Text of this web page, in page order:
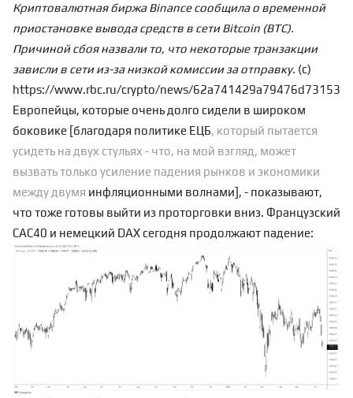
Криптовалютная биржа Binance сообщила о временной
приостановке вывода средств в сети Bitcoin (BTC).
Причиной сбоя назвали то, что некоторые транзакции
зависли в сети из-за низкой комиссии за отправку. (с)
https://www.rbc.ru/crypto/news/
Европейцы, которые очень долго сидели в широком
боковике [благодаря политике ЕЦБ, который пытается
усидеть на двух стульях - что, на мой взгляд, может
вызвать только усиление падения рынков и экономики
между двумя инфляционными волнами], - показывают,
что тоже готовы выйти из проторговки вниз. Французский
CAC40 и немецкий DAX сегодня продолжают падение: